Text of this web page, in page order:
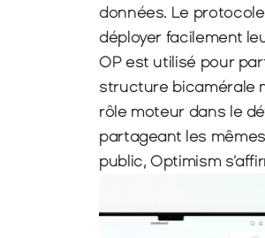
données. Le
déployer facilement
OP est utilisé pour
structure bicamérale
rôle moteur dans le
partageant les
public, Optimism